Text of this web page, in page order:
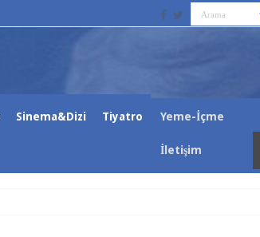
Sinema&Dizi Tiyatro Yeme-İçme
İletişim